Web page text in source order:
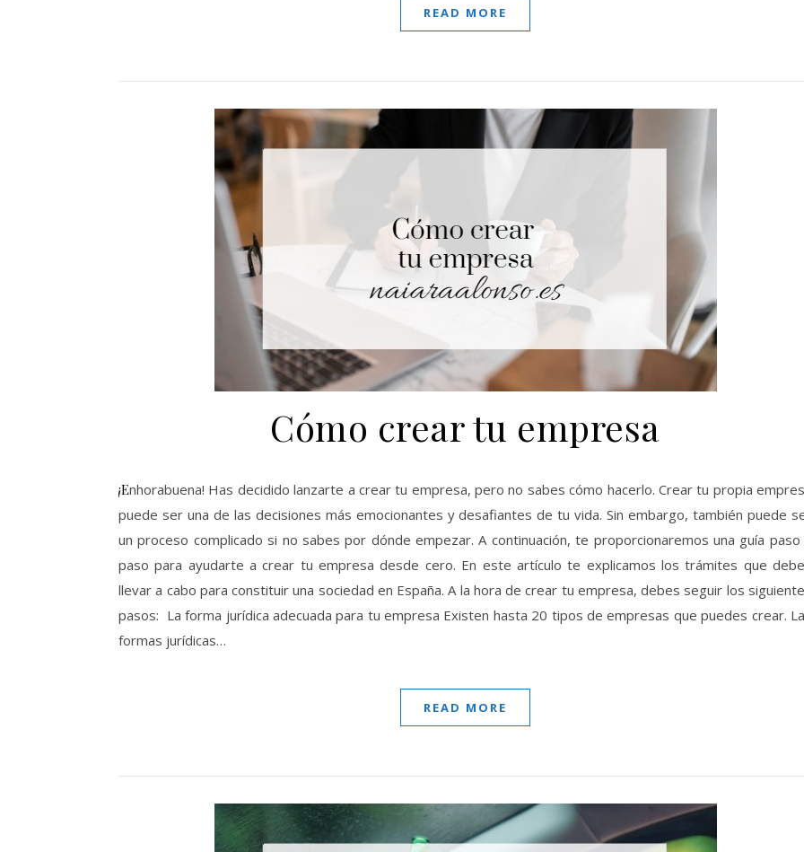
READ MORE
Cómo crear tu empresa
¡Enhorabuena! Has decidido lanzarte a crear tu empresa, pero no sabes cómo hacerlo. Crear tu propia empresa
puede ser una de las decisiones más emocionantes y desafiantes de tu vida. Sin embargo, también puede
un proceso complicado si no sabes por dónde empezar. A continuación, te proporcionaremos una guía paso
paso para ayudarte a crear tu empresa desde cero. En este artículo te explicamos los trámites que
llevar a cabo para constituir una sociedad en España. A la hora de crear tu empresa, debes seguir los
pasos: La forma jurídica adecuada para tu empresa Existen hasta 20 tipos de empresas que puedes crear.
formas jurídicas…
READ MORE